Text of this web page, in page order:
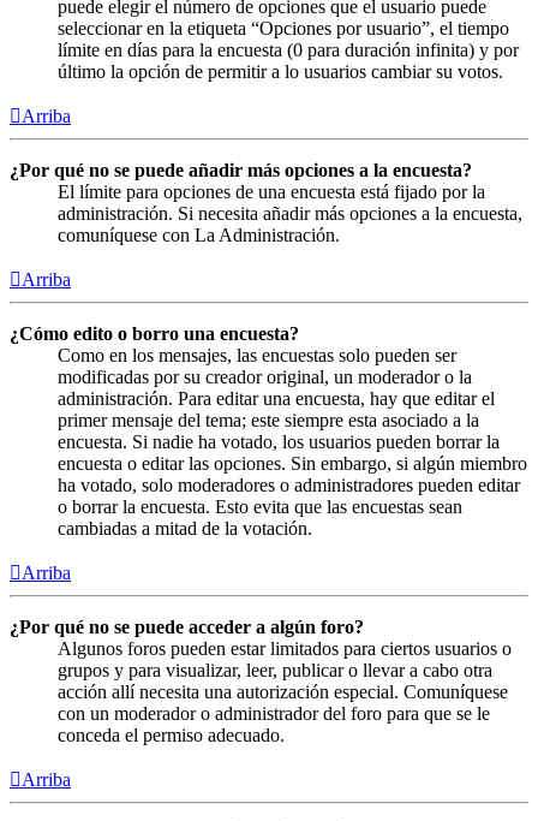
puede elegir el número de opciones que el usuario puede
seleccionar en la etiqueta “Opciones por usuario”, el tiempo
límite en días para la encuesta (0 para duración infinita) y por
último la opción de permitir a lo usuarios cambiar su votos.
Arriba
¿Por qué no se puede añadir más opciones a la encuesta?
El límite para opciones de una encuesta está fijado por la
administración. Si necesita añadir más opciones a la encuesta,
comuníquese con La Administración.
Arriba
¿Cómo edito o borro una encuesta?
Como en los mensajes, las encuestas solo pueden ser
modificadas por su creador original, un moderador o la
administración. Para editar una encuesta, hay que editar el
primer mensaje del tema; este siempre esta asociado a la
encuesta. Si nadie ha votado, los usuarios pueden borrar la
encuesta o editar las opciones. Sin embargo, si algún miembro
ha votado, solo moderadores o administradores pueden editar
o borrar la encuesta. Esto evita que las encuestas sean
cambiadas a mitad de la votación.
Arriba
¿Por qué no se puede acceder a algún foro?
Algunos foros pueden estar limitados para ciertos usuarios o
grupos y para visualizar, leer, publicar o llevar a cabo otra
acción allí necesita una autorización especial. Comuníquese
con un moderador o administrador del foro para que se le
conceda el permiso adecuado.
Arriba